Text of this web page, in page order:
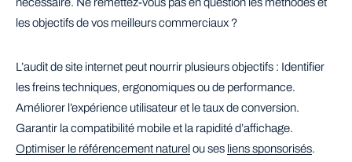
les objectifs de vos meilleurs commerciaux ?
L’audit de site internet peut nourrir plusieurs objectifs : Identifier
les freins techniques, ergonomiques ou de performance.
Améliorer l’expérience utilisateur et le taux de conversion.
Garantir la compatibilité mobile et la rapidité d’affichage.
Optimiser le référencement naturel ou ses liens sponsorisés.